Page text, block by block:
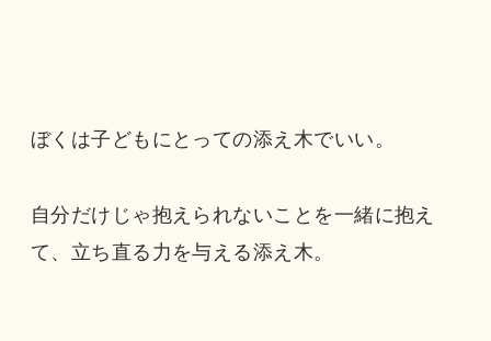
ぼくは子どもにとっての添え木でいい。
自分だけじゃ抱えられないことを一緒に抱え
て、立ち直る力を与える添え木。